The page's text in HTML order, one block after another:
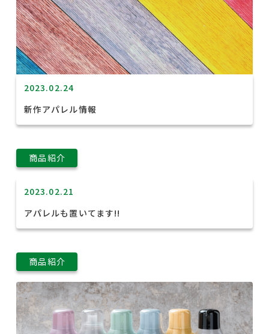
2023.02.24
新作アパレル情報
商品紹介
2023.02.21
アパレルも置いてます!!
商品紹介